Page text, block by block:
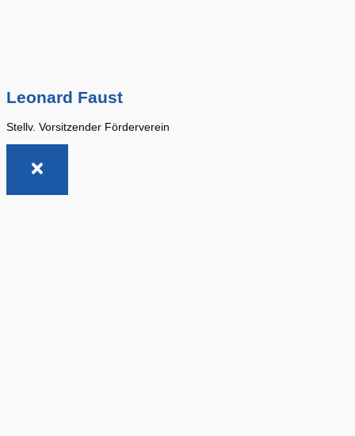
Leonard Faust
Stellv. Vorsitzender Förderverein